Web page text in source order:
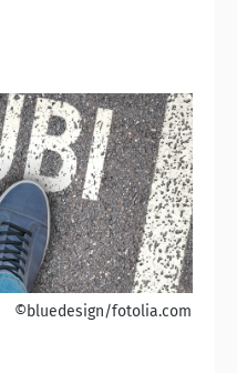
©bluedesign/fotolia.com